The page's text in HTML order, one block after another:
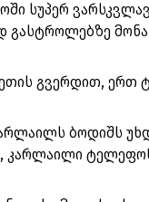
სუპერ
გვერდით, ერთ
ბოდიშს
კარლაილი